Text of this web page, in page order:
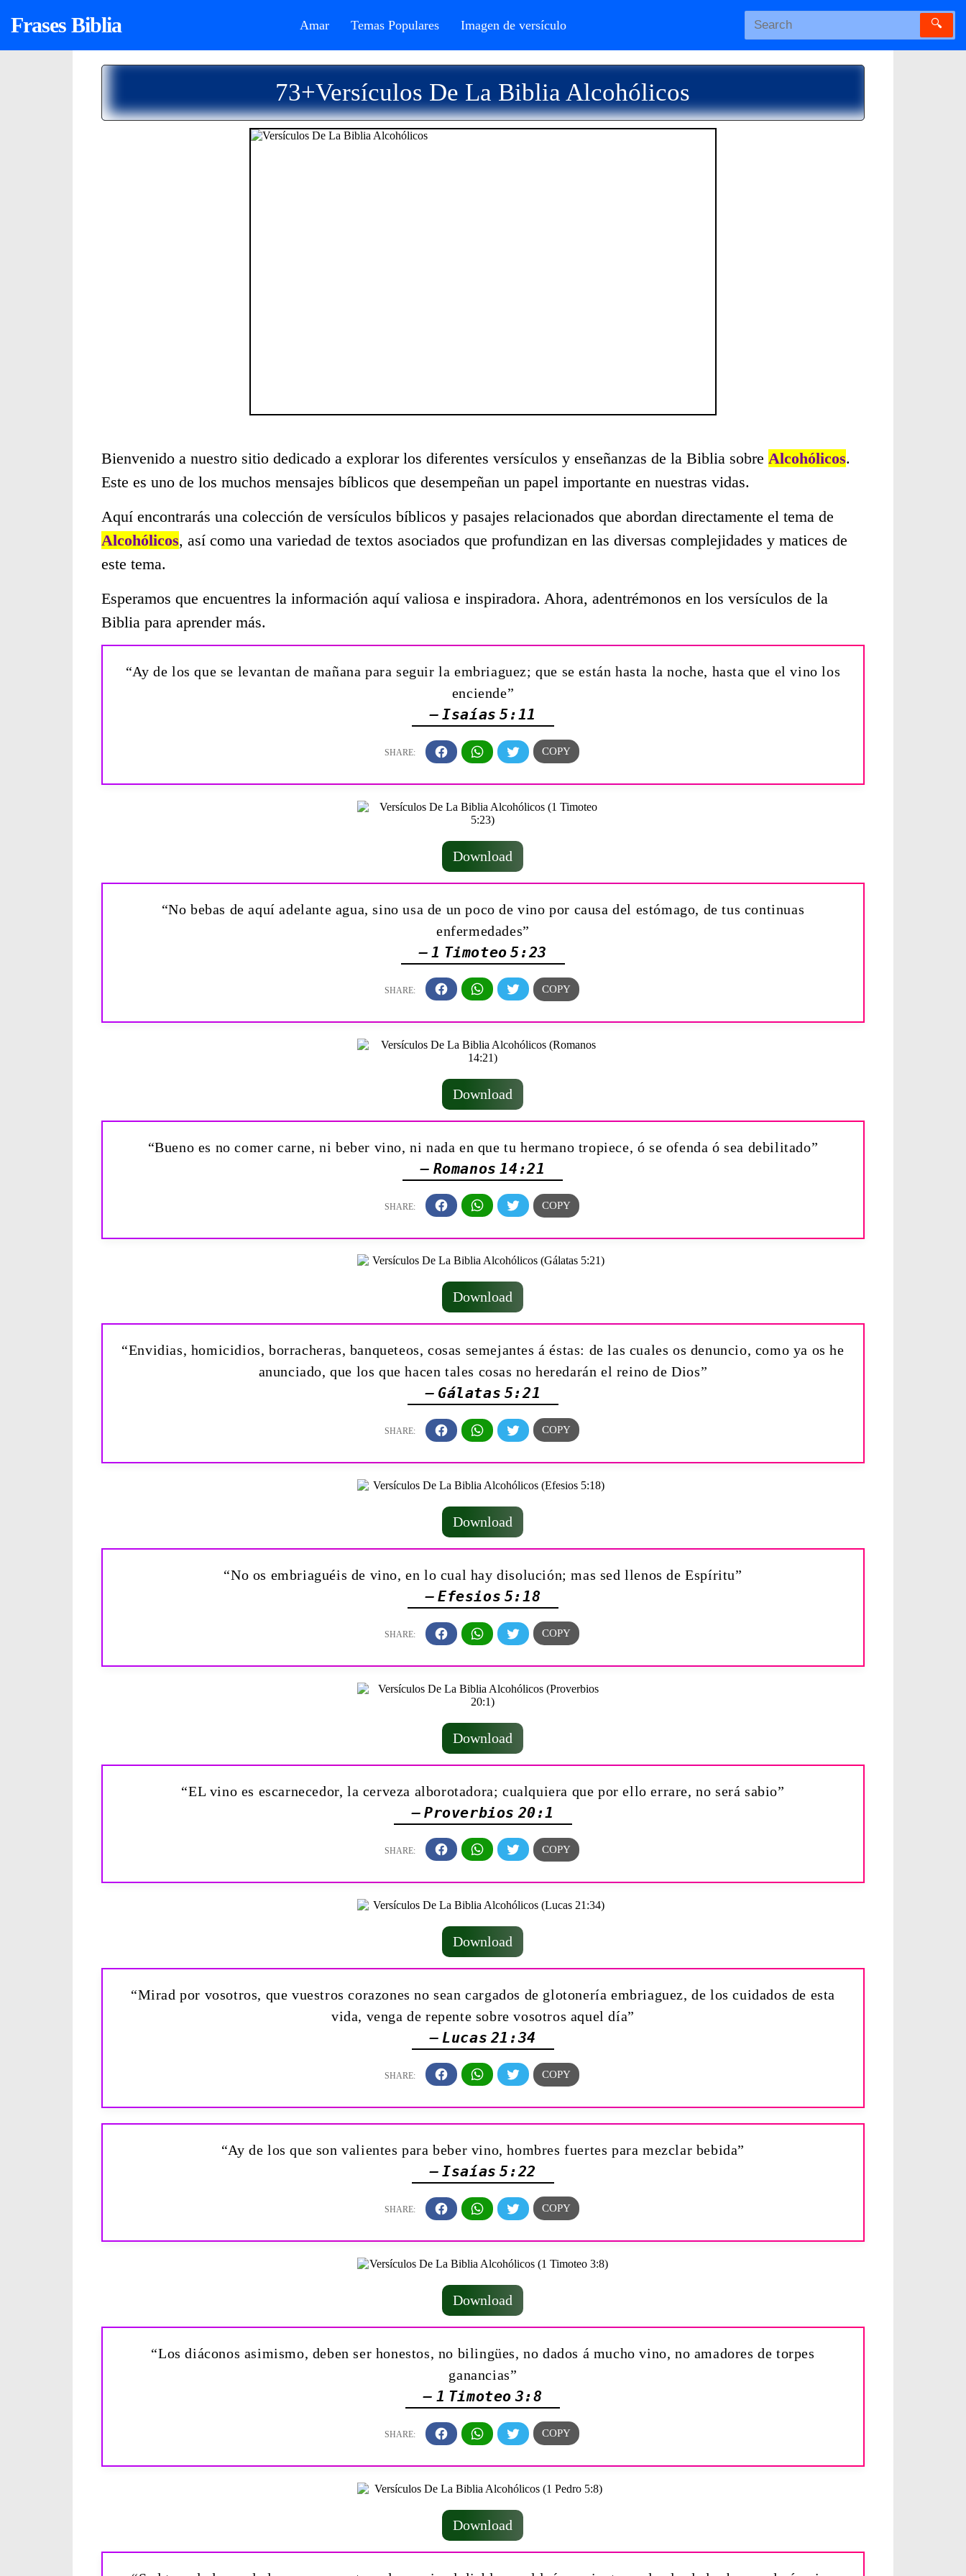
Frases Biblia Amar Temas Populares Imagen de versículo 🔍
73+Versículos De La Biblia Alcohólicos
Bienvenido a nuestro sitio dedicado a explorar los diferentes versículos y enseñanzas de la Biblia sobre Alcohólicos.
Este es uno de los muchos mensajes bíblicos que desempeñan un papel importante en nuestras vidas.
Aquí encontrarás una colección de versículos bíblicos y pasajes relacionados que abordan directamente el tema de
Alcohólicos, así como una variedad de textos asociados que profundizan en las diversas complejidades y matices de
este tema.
Esperamos que encuentres la información aquí valiosa e inspiradora. Ahora, adentrémonos en los versículos de la
Biblia para aprender más.
“Ay de los que se levantan de mañana para seguir la embriaguez; que se están hasta la noche, hasta que el vino los
enciende”
— Isaías 5:11
Download
“No bebas de aquí adelante agua, sino usa de un poco de vino por causa del estómago, de tus continuas
enfermedades”
— 1 Timoteo 5:23
Download
“Bueno es no comer carne, ni beber vino, ni nada en que tu hermano tropiece, ó se ofenda ó sea debilitado”
— Romanos 14:21
Download
“Envidias, homicidios, borracheras, banqueteos, cosas semejantes á éstas: de las cuales os denuncio, como ya os he
anunciado, que los que hacen tales cosas no heredarán el reino de Dios”
— Gálatas 5:21
Download
“No os embriaguéis de vino, en lo cual hay disolución; mas sed llenos de Espíritu”
— Efesios 5:18
Download
“EL vino es escarnecedor, la cerveza alborotadora; cualquiera que por ello errare, no será sabio”
— Proverbios 20:1
Download
“Mirad por vosotros, que vuestros corazones no sean cargados de glotonería embriaguez, de los cuidados de esta
vida, venga de repente sobre vosotros aquel día”
— Lucas 21:34
“Ay de los que son valientes para beber vino, hombres fuertes para mezclar bebida”
— Isaías 5:22
Download
“Los diáconos asimismo, deben ser honestos, no bilingües, no dados á mucho vino, no amadores de torpes
ganancias”
— 1 Timoteo 3:8
Download